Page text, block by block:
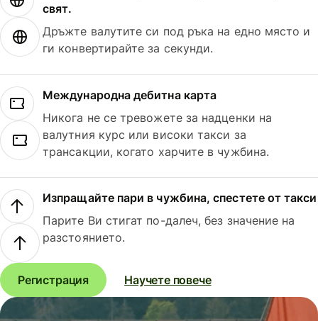
свят.
Дръжте валутите си под ръка на едно място и
ги конвертирайте за секунди.
Международна дебитна карта
Никога не се тревожете за надценки на
валутния курс или високи такси за
трансакции, когато харчите в чужбина.
Изпращайте пари в чужбина, спестете от такси
Парите Ви стигат по-далеч, без значение на
разстоянието.
Регистрация Научете повече